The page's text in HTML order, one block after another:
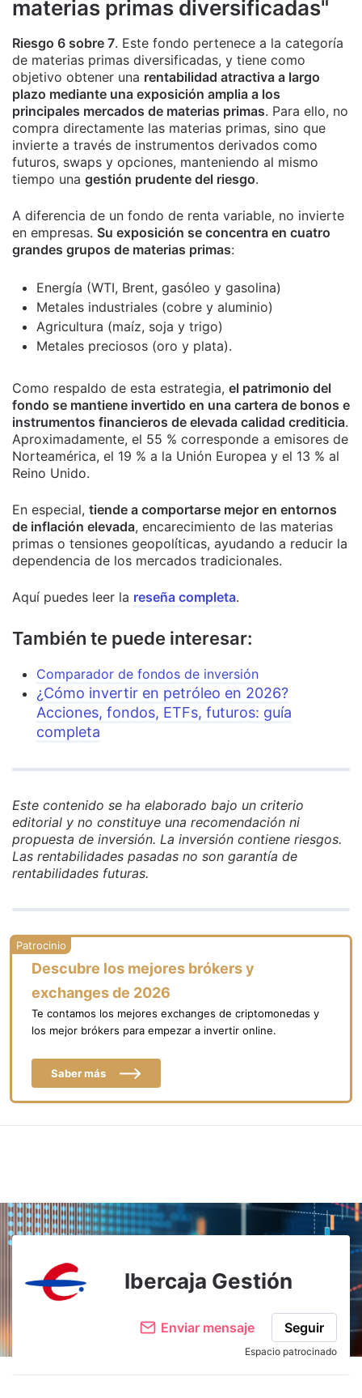
materias primas diversificadas"
Riesgo 6 sobre 7. Este fondo pertenece a la categoría
de materias primas diversificadas, y tiene como
objetivo obtener una rentabilidad atractiva a largo
plazo mediante una exposición amplia a los
principales mercados de materias primas. Para ello, no
compra directamente las materias primas, sino que
invierte a través de instrumentos derivados como
futuros, swaps y opciones, manteniendo al mismo
tiempo una gestión prudente del riesgo.
A diferencia de un fondo de renta variable, no invierte
en empresas. Su exposición se concentra en cuatro
grandes grupos de materias primas:
Energía (WTI, Brent, gasóleo y gasolina)
Metales industriales (cobre y aluminio)
Agricultura (maíz, soja y trigo)
Metales preciosos (oro y plata).
Como respaldo de esta estrategia, el patrimonio del
fondo se mantiene invertido en una cartera de bonos e
instrumentos financieros de elevada calidad crediticia.
Aproximadamente, el 55 % corresponde a emisores de
Norteamérica, el 19 % a la Unión Europea y el 13 % al
Reino Unido.
En especial, tiende a comportarse mejor en entornos
de inflación elevada, encarecimiento de las materias
primas o tensiones geopolíticas, ayudando a reducir la
dependencia de los mercados tradicionales.
Aquí puedes leer la reseña completa.
También te puede interesar:
Comparador de fondos de inversión
¿Cómo invertir en petróleo en 2026?
Acciones, fondos, ETFs, futuros: guía
completa
Este contenido se ha elaborado bajo un criterio
editorial y no constituye una recomendación ni
propuesta de inversión. La inversión contiene riesgos.
Las rentabilidades pasadas no son garantía de
rentabilidades futuras.
Descubre los mejores brókers y
exchanges de 2026
Te contamos los mejores exchanges de criptomonedas y
los mejor brókers para empezar a invertir online.
Saber más
Ibercaja Gestión
Enviar mensaje Seguir
Espacio patrocinado